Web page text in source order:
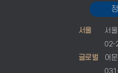
서울
서
02-
글로벌
어